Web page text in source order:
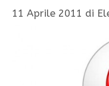
11 Aprile 2011 di